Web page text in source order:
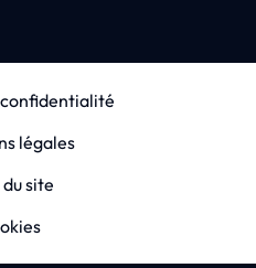
légales
site